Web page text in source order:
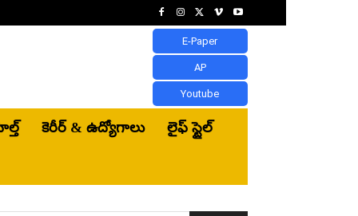
E-Paper
AP
Youtube
కెరీర్ & ఉద్యోగాలు లైఫ్ స్టైల్